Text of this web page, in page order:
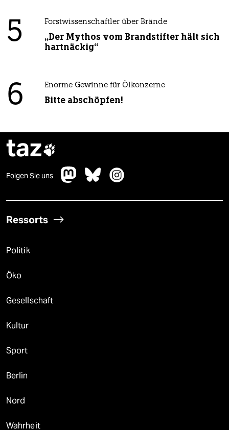
5 Forstwissenschaftler über Brände
„Der Mythos vom Brandstifter hält sich
hartnäckig“
6 Enorme Gewinne für Ölkonzerne
Bitte abschöpfen!
taz
Folgen Sie uns
Ressorts
Politik
Öko
Gesellschaft
Kultur
Sport
Berlin
Nord
Wahrheit